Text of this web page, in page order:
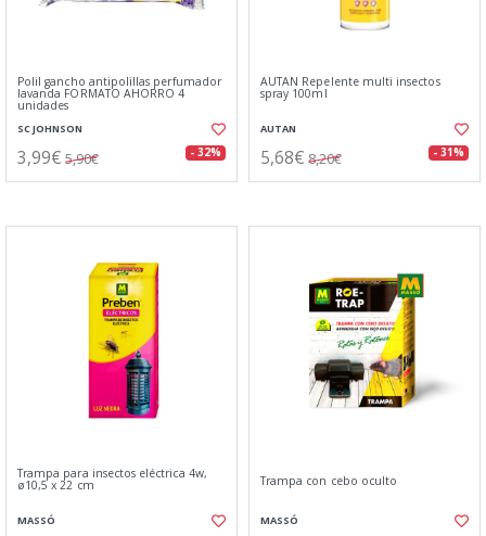
Polil gancho antipolillas perfumador
lavanda FORMATO AHORRO 4
unidades
SC JOHNSON
3,99€ 5,90€ - 32%
AUTAN Repelente multi insectos
spray 100ml
AUTAN
5,68€ 8,20€ - 31%
Trampa para insectos eléctrica 4w,
ø10,5 x 22 cm
MASSÓ
Trampa con cebo oculto
MASSÓ